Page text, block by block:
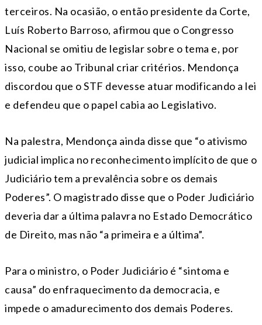
terceiros. Na ocasião, o então presidente da Corte,
Luís Roberto Barroso, afirmou que o Congresso
Nacional se omitiu de legislar sobre o tema e, por
isso, coube ao Tribunal criar critérios. Mendonça
discordou que o STF devesse atuar modificando a lei
e defendeu que o papel cabia ao Legislativo.
Na palestra, Mendonça ainda disse que “o ativismo
judicial implica no reconhecimento implícito de que o
Judiciário tem a prevalência sobre os demais
Poderes”. O magistrado disse que o Poder Judiciário
deveria dar a última palavra no Estado Democrático
de Direito, mas não “a primeira e a última”.
Para o ministro, o Poder Judiciário é “sintoma e
causa” do enfraquecimento da democracia, e
impede o amadurecimento dos demais Poderes.